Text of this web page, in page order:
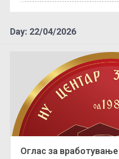
Day: 22/04/2026
Оглас за вработување